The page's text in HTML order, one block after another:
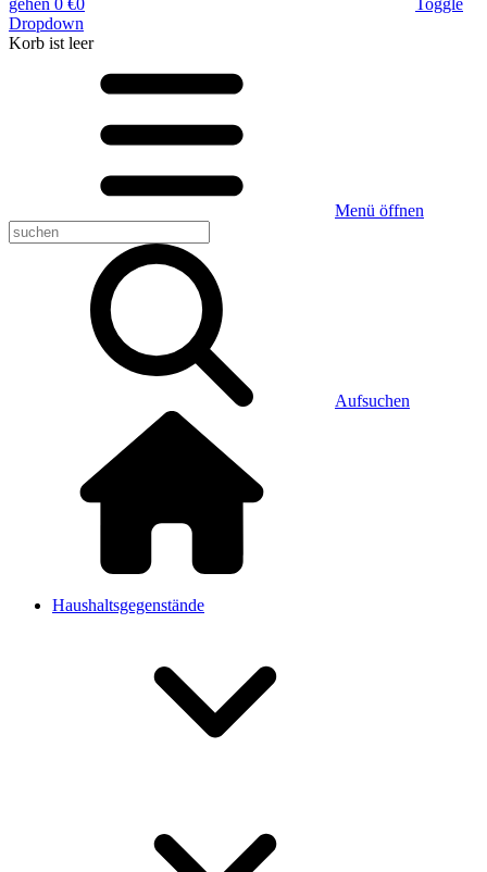
gehen 0 €0
Toggle
Dropdown
Korb ist leer
Menü öffnen
Aufsuchen
Haushaltsgegenstände